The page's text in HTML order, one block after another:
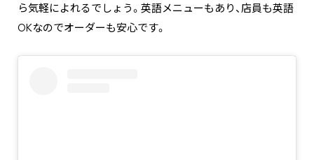
ら気軽によれるでしょう。英語メニューもあり、店員も英語
OKなのでオーダーも安心です。